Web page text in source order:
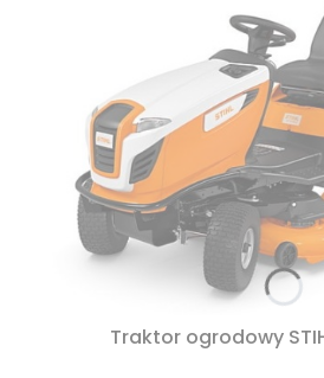
Traktor ogrodowy